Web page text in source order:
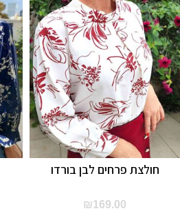
חולצת פרחים לבן בורדו
₪169.00